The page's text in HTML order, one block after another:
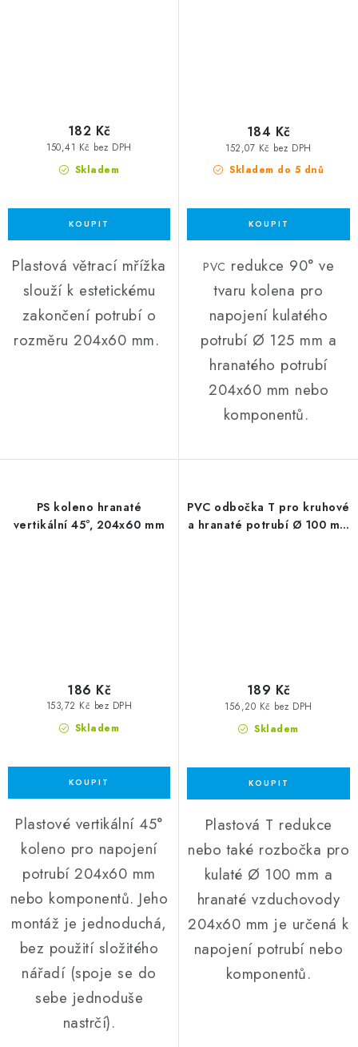
Skladem
150,41 Kč bez DPH
182 Kč
Plastová větrací mřížka
slouží k estetickému
zakončení potrubí o
rozměru 204x60 mm.
Skladem do 5 dnů
152,07 Kč bez DPH
184 Kč
PVC redukce 90° ve
tvaru kolena pro
napojení kulatého
potrubí Ø 125 mm a
hranatého potrubí
204x60 mm nebo
komponentů.
PS koleno hranaté
vertikální 45°, 204x60 mm
Skladem
153,72 Kč bez DPH
186 Kč
Plastové vertikální 45°
koleno pro napojení
potrubí 204x60 mm
nebo komponentů. Jeho
montáž je jednoduchá,
bez použití složitého
nářadí (spoje se do
sebe jednoduše
nastrčí).
PVC odbočka T pro kruhové
a hranaté potrubí Ø 100 mm
Skladem
156,20 Kč bez DPH
189 Kč
Plastová T redukce
nebo také rozbočka pro
kulaté Ø 100 mm a
hranaté vzduchovody
204x60 mm je určená k
napojení potrubí nebo
komponentů.